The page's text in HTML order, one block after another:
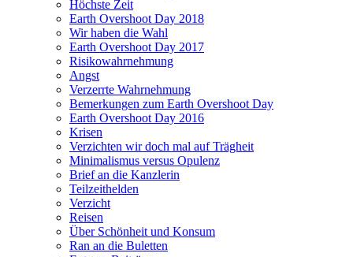
Höchste Zeit
Earth Overshoot Day 2018
Wir haben die Wahl
Earth Overshoot Day 2017
Risikowahrnehmung
Angst
Verzerrte Wahrnehmung
Bemerkungen zum Earth Overshoot Day
Earth Overshoot Day 2016
Krisen
Verzichten wir doch mal auf Trägheit
Minimalismus versus Opulenz
Brief an die Kanzlerin
Teilzeithelden
Verzicht
Reisen
Über Schönheit und Konsum
Ran an die Buletten